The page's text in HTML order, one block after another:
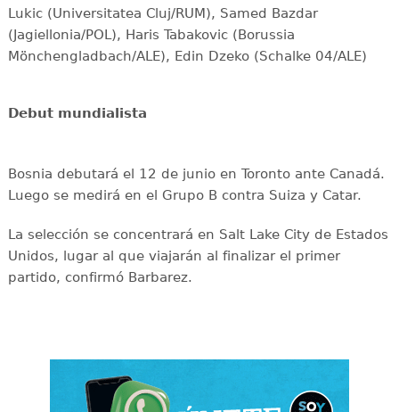
Lukic (Universitatea Cluj/RUM), Samed Bazdar
(Jagiellonia/POL), Haris Tabakovic (Borussia
Mönchengladbach/ALE), Edin Dzeko (Schalke 04/ALE)
Debut mundialista
Bosnia debutará el 12 de junio en Toronto ante Canadá.
Luego se medirá en el Grupo B contra Suiza y Catar.
La selección se concentrará en Salt Lake City de Estados
Unidos, lugar al que viajarán al finalizar el primer
partido, confirmó Barbarez.